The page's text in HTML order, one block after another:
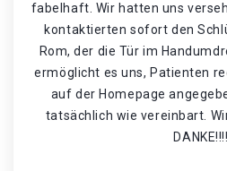
fabelhaft. Wir hatten uns
kontaktierten sofort den
Rom, der die Tür im
ermöglicht es uns, Patienten
auf der Homepage
tatsächlich wie vereinbart.
DANKE!!!!